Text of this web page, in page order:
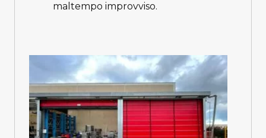
maltempo improvviso.